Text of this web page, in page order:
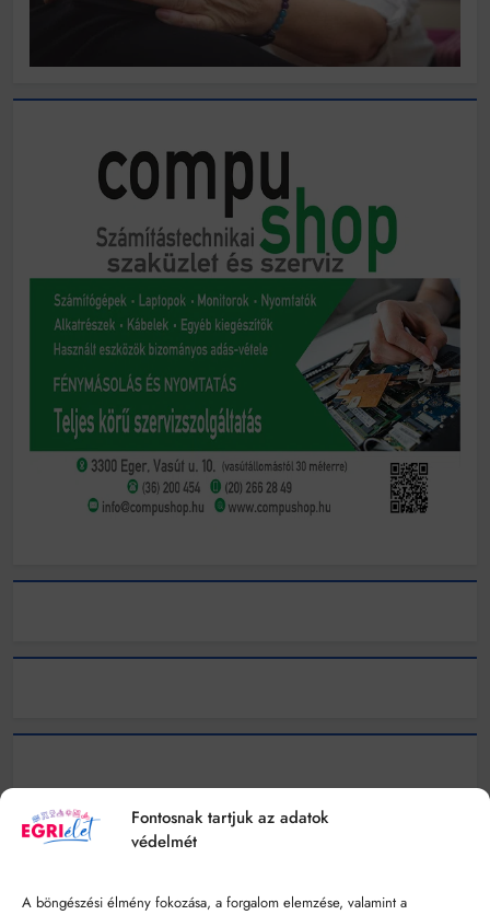
Fontosnak tartjuk az adatok
védelmét
A böngészési élmény fokozása, a forgalom elemzése, valamint a